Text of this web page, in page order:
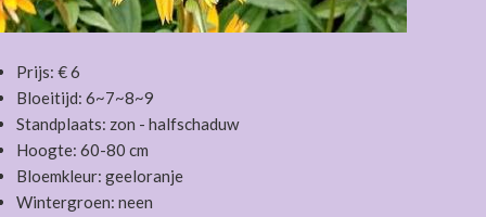
Prijs: € 6
Bloeitijd: 6~7~8~9
Standplaats: zon - halfschaduw
Hoogte: 60-80 cm
Bloemkleur: geeloranje
Wintergroen: neen